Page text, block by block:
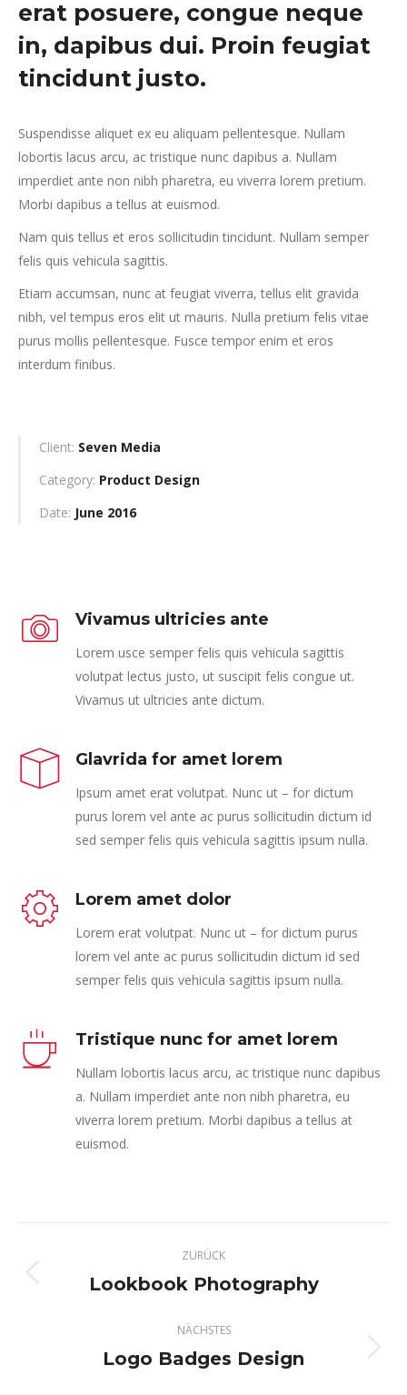
erat posuere, congue neque
in, dapibus dui. Proin feugiat
tincidunt justo.
Suspendisse aliquet ex eu aliquam pellentesque. Nullam
lobortis lacus arcu, ac tristique nunc dapibus a. Nullam
imperdiet ante non nibh pharetra, eu viverra lorem pretium.
Morbi dapibus a tellus at euismod.
Nam quis tellus et eros sollicitudin tincidunt. Nullam semper
felis quis vehicula sagittis.
Etiam accumsan, nunc at feugiat viverra, tellus elit gravida
nibh, vel tempus eros elit ut mauris. Nulla pretium felis vitae
purus mollis pellentesque. Fusce tempor enim et eros
interdum finibus.
Client: Seven Media
Category: Product Design
Date: June 2016
Vivamus ultricies ante
Lorem usce semper felis quis vehicula sagittis
volutpat lectus justo, ut suscipit felis congue ut.
Vivamus ut ultricies ante dictum.
Glavrida for amet lorem
Ipsum amet erat volutpat. Nunc ut – for dictum
purus lorem vel ante ac purus sollicitudin dictum id
sed semper felis quis vehicula sagittis ipsum nulla.
Lorem amet dolor
Lorem erat volutpat. Nunc ut – for dictum purus
lorem vel ante ac purus sollicitudin dictum id sed
semper felis quis vehicula sagittis ipsum nulla.
Tristique nunc for amet lorem
Nullam lobortis lacus arcu, ac tristique nunc dapibus
a. Nullam imperdiet ante non nibh pharetra, eu
viverra lorem pretium. Morbi dapibus a tellus at
euismod.
navigation
ZURÜCK
Previous
Lookbook Photography
NÄCHSTES
Next
Logo Badges Design